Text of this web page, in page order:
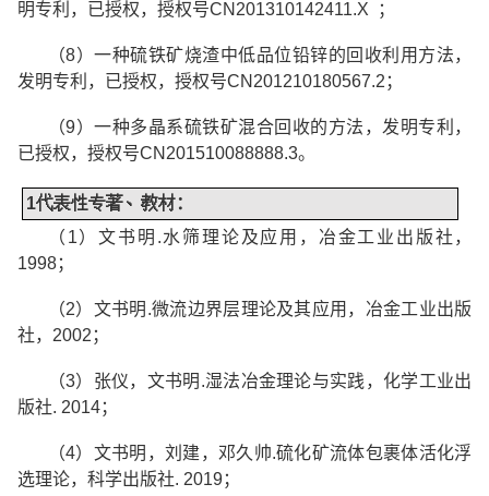
明专利，已授权，授权号CN201310142411.X ；
（8）一种硫铁矿烧渣中低品位铅锌的回收利用方法，
发明专利，已授权，授权号CN201210180567.2 ；
（9）一种多晶系硫铁矿混合回收的方法，发明专利，
已授权，授权号CN201510088888.3。
1代表性专著、教材：
（ 1）文书明 .水筛理论及应用，冶金工业出版社，
1998；
（2）文书明 .微流边界层理论及其应用，冶金工业出版
社， 2002 ；
（3）张仪，文书明 .湿法冶金理论与实践，化学工业出
版社. 2014；
（4）文书明，刘建，邓久帅.硫化矿流体包裹体活化浮
选理论，科学出版社. 2019；